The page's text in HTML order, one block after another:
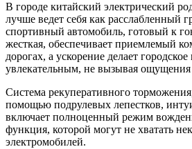
В городе китайский электрический
лучше ведет себя как расслабленный
спортивный автомобиль, готовый к
жесткая, обеспечивает приемлемый
дорогах, а ускорение делает
увлекательным, не вызывая ощущения
Система рекуперативного
помощью подрулевых лепестков,
включает полноценный режим
функция, которой могут не хватать
электромобилей.